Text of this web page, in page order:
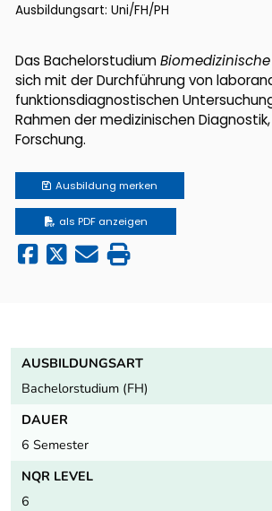
Ausbildungsart: Uni/FH/PH
Das Bachelorstudium
sich mit der Durchführung von
funktionsdiagnostischen
Rahmen der medizinischen
Forschung.
Ausbildung merken
als PDF anzeigen
AUSBILDUNGSART
Bachelorstudium (FH)
DAUER
6 Semester
NQR LEVEL
6